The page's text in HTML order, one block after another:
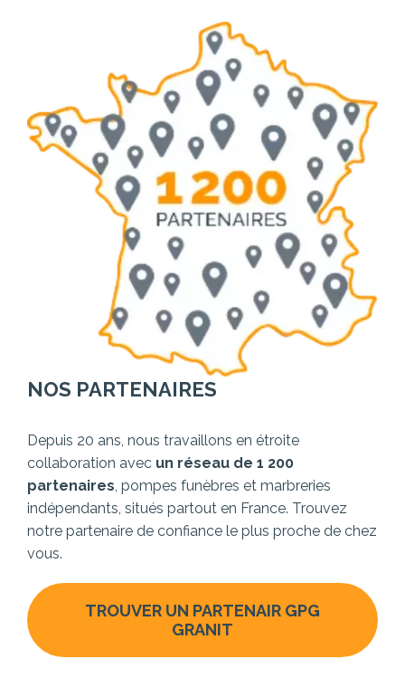
NOS PARTENAIRES
Depuis 20 ans, nous travaillons en étroite
collaboration avec un réseau de 1 200
partenaires, pompes funèbres et marbreries
indépendants, situés partout en France. Trouvez
notre partenaire de confiance le plus proche de chez
vous.
TROUVER UN PARTENAIR GPG
GRANIT